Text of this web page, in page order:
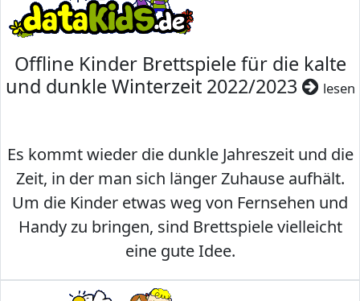
Offline Kinder Brettspiele für die kalte
und dunkle Winterzeit 2022/2023
lesen
Es kommt wieder die dunkle Jahreszeit und die
Zeit, in der man sich länger Zuhause aufhält.
Um die Kinder etwas weg von Fernsehen und
Handy zu bringen, sind Brettspiele vielleicht
eine gute Idee.